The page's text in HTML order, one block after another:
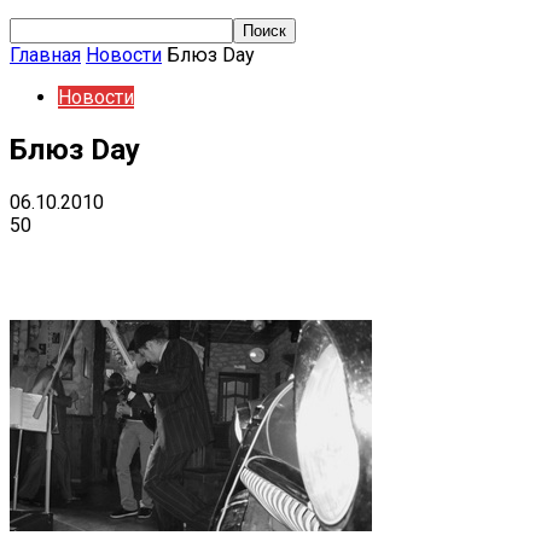
Главная Новости Блюз Day
Новости
Блюз Day
06.10.2010
50